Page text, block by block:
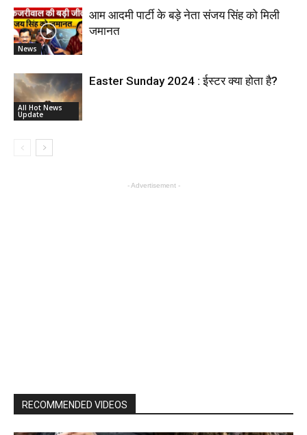
News
आम आदमी पार्टी के बड़े नेता संजय सिंह को मिली
जमानत
All Hot News
Update
Easter Sunday 2024 : ईस्टर क्या होता है?
- Advertisement -
RECOMMENDED VIDEOS